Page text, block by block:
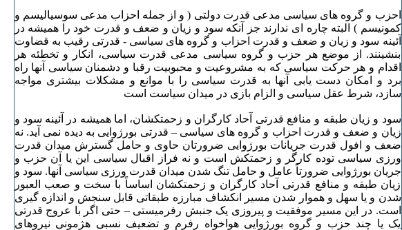
احزب و گروه های سیاسی مدعی قدرت دولتی ( و از جمله احزاب مدعی سوسیالیسم و
کمونیسم ) البته چاره ای ندارند جز آنکه سود و زیان و ضعف و قدرت خود را همیشه در
آئینه سود و زیان و ضعف و قدرت احزاب و گروه های سیاسی - قدرتی رقیب به قضاوت
بنشینند. از موضع هر حزب و گروه سیاسی مدعی قدرت سیاسی، انکار و تخطئه هر
اقدام و هر حرکت سیاسی که به مشروعیت و محبوبیت رقبا و دشمنان سیاسی آنها راه
برد و امکان دست یابی آنها به قدرت سیاسی را با موانع و مشکلات بیشتری مواجه
سازد، شرط عقل سیاسی و الزام بازی در میدان سیاست است
سود و زیان طبقه و منافع قدرتی آحاد کارگران و زحمتکشان، اما همیشه در آئینه سود و
زیان و ضعف و قدرت احزاب و گروه های سیاسی – قدرتی بورژوایی به دیده نمی آید. نه
ضعف و افول قدرت جریانات بورژوایی ضرورتان حاوی و حامل گسترش میدان قدرت
ورزی سیاسی توده کارگر و زحمتکش است و نه فراز اقبال سیاسی این یا آن حزب و
جریان بورژوایی ضرورتاً عامل و حامل تنگ شدن میدان قدرت ورزی سیاسی آنها. سود و
زیان طبقه و منافع قدرتی آحاد کارگران و زحمتکشان اساساً با سخت و صعب العبور
شدن و یا سهل و هموار شدن مسیر انکشاف مبارزه طبقاتی قابل سنجش و اندازه گیری
است. در این مسیر موفقیت و پیروزی یک جنبش رفرمیستی – حتی اگر با عروج قدرتی
یک یا چند حزب و گروه بورژوایی هواخواه رفرم و تضعیف نسبی هژمونی نیروهای